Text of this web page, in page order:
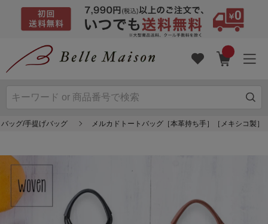
ッグ/手提げバッグ メルカドトートバッグ［本革持ち手］［メキシコ製］